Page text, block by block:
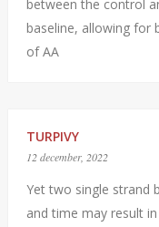
between the control
baseline, allowing for
of AA
TURPIVY
12 december, 2022
Yet two single strand
and time may result